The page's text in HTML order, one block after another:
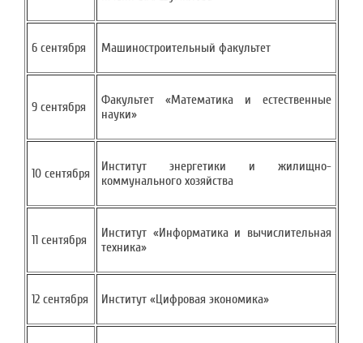
6 сентября Машиностроительный факультет
9 сентября
Факультет «Математика и естественные
науки»
10 сентября
Институт энергетики и жилищно-
коммунального хозяйства
11 сентября
Институт «Информатика и вычислительная
техника»
12 сентября Институт «Цифровая экономика»